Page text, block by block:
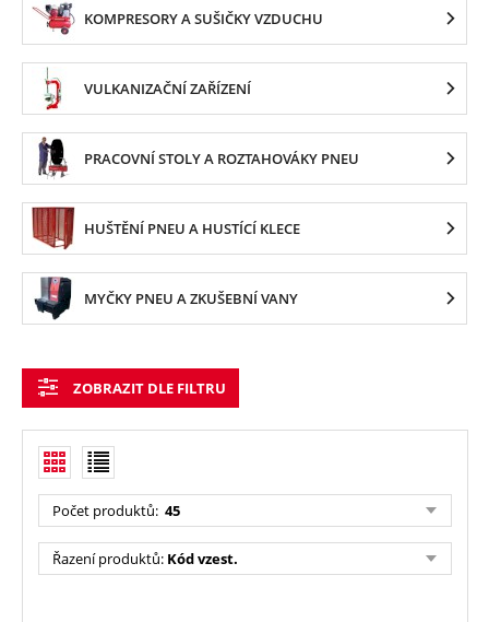
KOMPRESORY A SUŠIČKY VZDUCHU
VULKANIZAČNÍ ZAŘÍZENÍ
PRACOVNÍ STOLY A ROZTAHOVÁKY PNEU
HUŠTĚNÍ PNEU A HUSTÍCÍ KLECE
MYČKY PNEU A ZKUŠEBNÍ VANY
ZOBRAZIT DLE FILTRU
Počet produktů: 45
Řazení produktů: Kód vzest.